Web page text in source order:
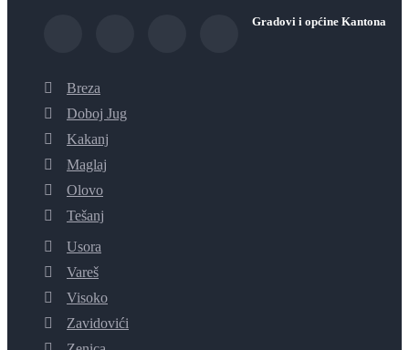
Gradovi i općine Kantona
Breza
Doboj Jug
Kakanj
Maglaj
Olovo
Tešanj
Usora
Vareš
Visoko
Zavidovići